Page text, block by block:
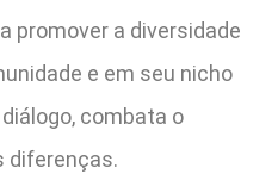
promover a diversidade
e em seu nicho
combata o
diferenças.